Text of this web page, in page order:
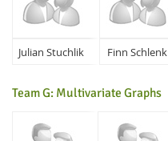
Julian Stuchlik Finn Schlenk
Team G: Multivariate Graphs